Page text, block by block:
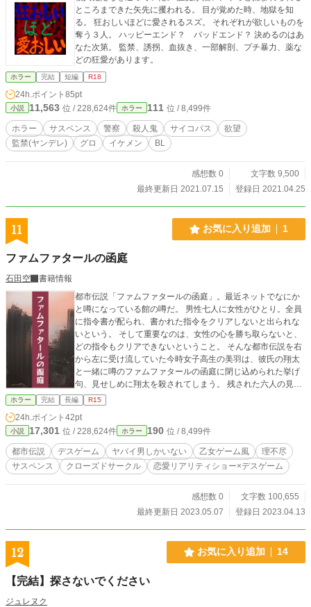
ところまできた矢先に攫われる。 目が覚めた時、地獄を知
る。 狂おしいほどに愛されるスズ。 それぞれが欲しいものを
奪う３人。 ハッピーエンド？ バッドエンド？ 決めるのはあ
なた次第。 監禁、誘拐、血抜き、一部解剖、プチ暴力、薬な
どの狂愛があります。
ホラー 完結 短編 R18
24h.ポイント 85pt
小説 11,563 位 / 228,624件 ホラー 111 位 / 8,499件
ホラー サスペンス 警察 殺人鬼 サイコパス
欲望
監禁(ヤンデレ)
グロ イケメン BL
感想数 0
文字数 9,500
最終更新日 2021.07.15
登録日 2021.04.25
11 お気に入り追加 1
ファムファタールの函庭
石田空
書籍情報
都市伝説「ファムファタールの函庭」。最近ネットでなにか
と噂になっている館の噂だ。 男性七人に女性がひとり。全員
に指令書が配られ、書かれた指令をクリアしないと出られな
いという。 そして重要なのは、女性の心を勝ち取らないと、
どの指令もクリアできないということ。 そんな都市伝説を右
から左に受け流していた今時女子高生の美羽は、彼氏の翔太
と一緒に噂のファムファタールの函庭に閉じ込められた挙げ
句、見せしめに翔太を殺されてしまう。 残された六人の見知
らぬ男性と一緒に閉じ込められた美羽に課せられた指令は──
ゲームの主催者からの刺客を探し出すこと。 誰が味方か。誰
が敵か。 逃げ出すことは不可能、七日間以内に指令をクリア
しなくては死亡。 美羽はファムファタールとなってゲームを
コントロールできるのか、はたまた誰かに利用されてしまう
のか。 ゲームスタート。 ＊サイトより転載になります。 ＊
各種残酷描写、反社会描写があります。それらを増長推奨す
ホラー 完結 長編 R15
24h.ポイント 42pt
小説 17,301 位 / 228,624件 ホラー 190 位 / 8,499件
都市伝説 デスゲーム ヤバイ男しかいない 乙女ゲーム風
理不尽
サスペンス
クローズドサークル 恋愛リアリティショー×デスゲーム
感想数 0
文字数 100,655
最終更新日 2023.05.07
登録日 2023.04.13
12 お気に入り追加 14
【完結】探さないでください
ジュレヌク